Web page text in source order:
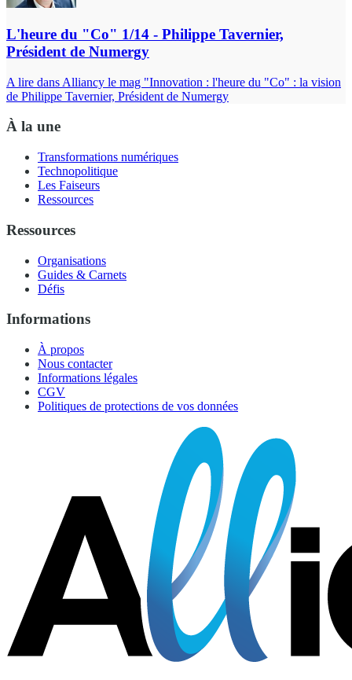
L'heure du "Co" 1/14 - Philippe Tavernier,
Président de Numergy
A lire dans Alliancy le mag "Innovation : l'heure du "Co" : la vision
de Philippe Tavernier, Président de Numergy
À la une
Transformations numériques
Technopolitique
Les Faiseurs
Ressources
Ressources
Organisations
Guides & Carnets
Défis
Informations
À propos
Nous contacter
Informations légales
CGV
Politiques de protections de vos données